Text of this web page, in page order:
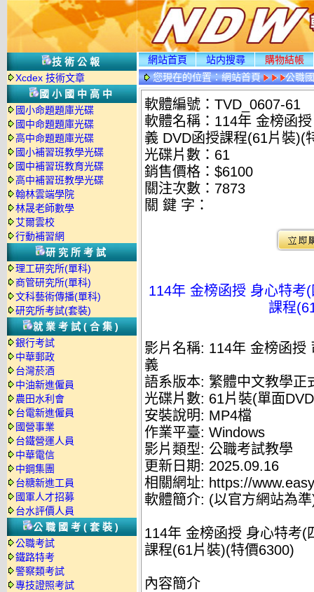
技術公報
Xcdex 技術文章
國小國中高中
國小命題題庫光碟
國中命題題庫光碟
高中命題題庫光碟
國小補習班教學光碟
國中補習班教育光碟
高中補習班教學光碟
翰林雲端學院
林晟老師數學
艾爾雲校
行動補習網
研究所考試
理工研究所(單科)
商管研究所(單科)
文科藝術傳播(單科)
研究所考試(套裝)
就業考試(合集)
銀行考試
中華郵政
台灣菸酒
中油新進僱員
農田水利會
台電新進僱員
國營事業
台鐵營運人員
中華電信
中鋼集團
台糖新進工員
國軍人才招募
台水評價人員
公職國考(套裝)
公職考試
鐵路特考
警察類考試
專技證照考試
網站首頁 站内搜尋
購物結帳
您現在的位置：網站首頁 公職
軟體編號：TVD_0607-61
軟體名稱：114年 金榜函
義 DVD函授課程(61片裝)(
光碟片數：61
銷售價格：$6100
關注次數： 7873
關 鍵 字：
114年 金榜函授 身心特考
課程
影片名稱: 114年 金榜函授
義
語系版本: 繁體中文教學正
光碟片數: 61片裝(單面
安裝說明: MP4檔
作業平臺: Windows
影片類型: 公職考試教學
更新日期: 2025.09.16
相關網址: https://
軟體簡介: (以官方網站為
114年 金榜函授 身心特考(
課程(61片裝)(特價6300)
內容簡介